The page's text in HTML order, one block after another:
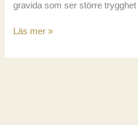
gravida som ser större
Marsden
Födandet
Läs mer »